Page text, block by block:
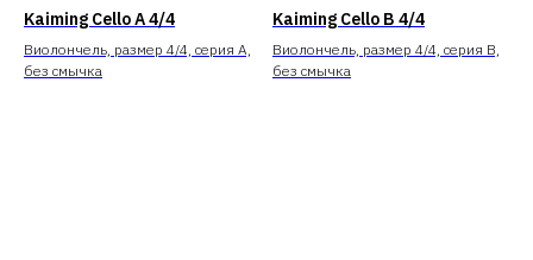
Kaiming Cello A 4/4
Виолончель, размер 4/4, серия A,
без смычка
Kaiming Cello B 4/4
Виолончель, размер 4/4, серия B,
без смычка